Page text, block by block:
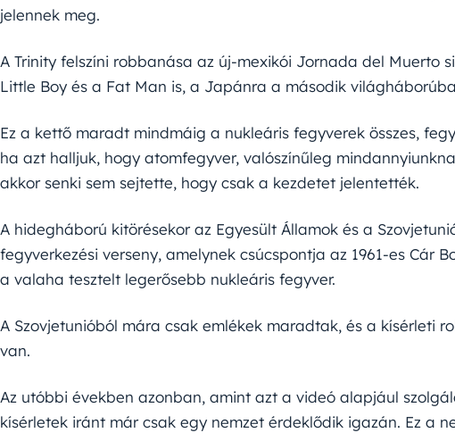
jelennek meg.
A Trinity felszíni robbanása az új-mexikói Jornada del Muerto
Little Boy és a Fat Man is, a Japánra a második
Ez a kettő maradt mindmáig a nukleáris fegyverek összes,
ha azt halljuk, hogy atomfegyver, valószínűleg
akkor senki sem sejtette, hogy csak a kezdetet jelentették.
A hidegháború kitörésekor az Egyesült Államok és a
fegyverkezési verseny, amelynek csúcspontja az 1961-es Cár
a valaha tesztelt legerősebb nukleáris fegyver.
A Szovjetunióból mára csak emlékek maradtak, és a kísérleti
van.
Az utóbbi években azonban, amint azt a videó alapjául
kísérletek iránt már csak egy nemzet érdeklődik igazán. Ez a